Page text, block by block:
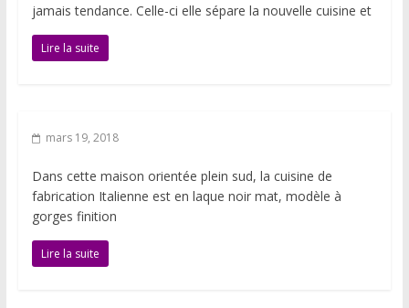
jamais tendance. Celle-ci elle sépare la nouvelle cuisine et
Lire la suite
mars 19, 2018
Dans cette maison orientée plein sud, la cuisine de
fabrication Italienne est en laque noir mat, modèle à
gorges finition
Lire la suite